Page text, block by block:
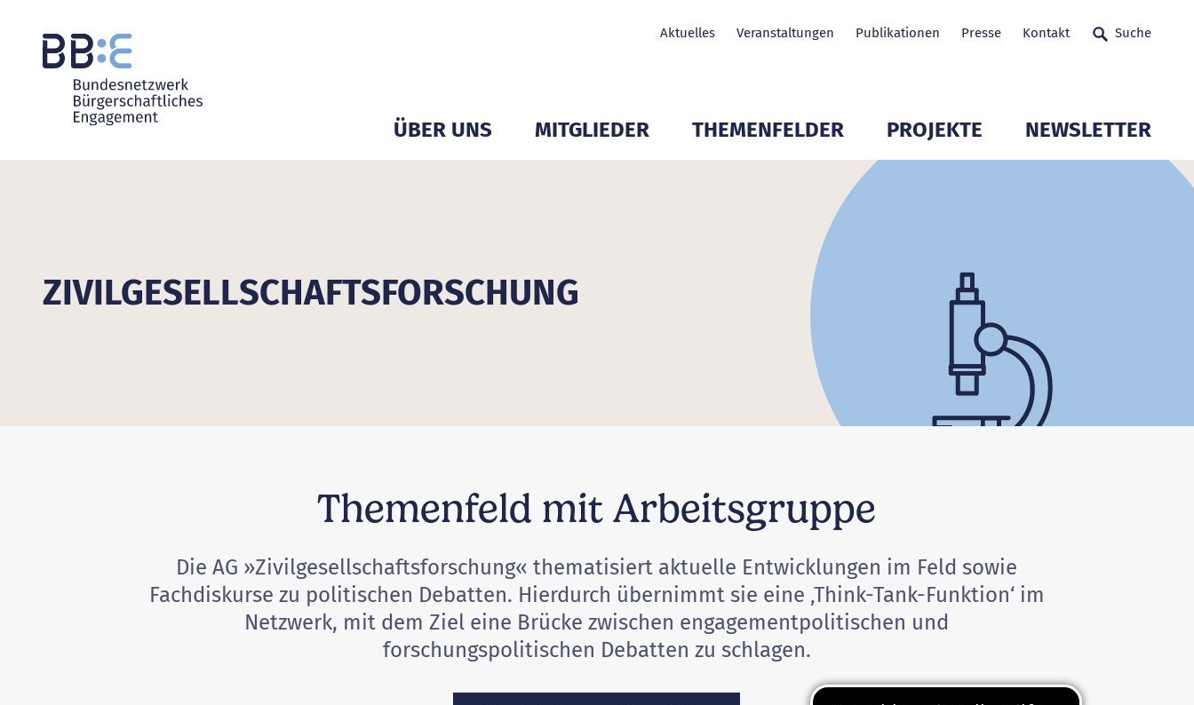
Aktuelles Veranstaltungen Publikationen Presse Kontakt Suche
ÜBER UNS MITGLIEDER THEMENFELDER
Untermenü Mitglieder öffnen
PROJEKTE NEWSLETTER
Untermenü Mitglieder
ZIVILGESELLSCHAFTSFORSCHUNG
Themenfeld mit Arbeitsgruppe
Die AG »Zivilgesellschaftsforschung« thematisiert aktuelle Entwicklungen im Feld sowie
Fachdiskurse zu politischen Debatten. Hierdurch übernimmt sie eine ‚Think-Tank-Funktion‘ im
Netzwerk, mit dem Ziel eine Brücke zwischen engagementpolitischen und
forschungspolitischen Debatten zu schlagen.